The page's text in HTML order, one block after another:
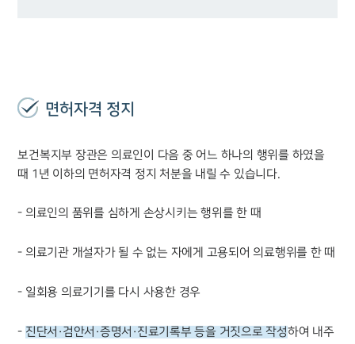
면허자격 정지
보건복지부 장관은 의료인이 다음 중 어느 하나의 행위를 하였을
때 1년 이하의 면허자격 정지 처분을 내릴 수 있습니다.
- 의료인의 품위를 심하게 손상시키는 행위를 한 때
- 의료기관 개설자가 될 수 없는 자에게 고용되어 의료행위를 한 때
- 일회용 의료기기를 다시 사용한 경우
- 진단서·검안서·증명서·진료기록부 등을 거짓으로 작성하여 내주